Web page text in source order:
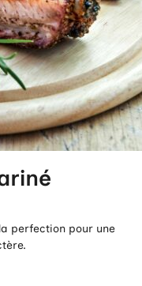
perfection pour une